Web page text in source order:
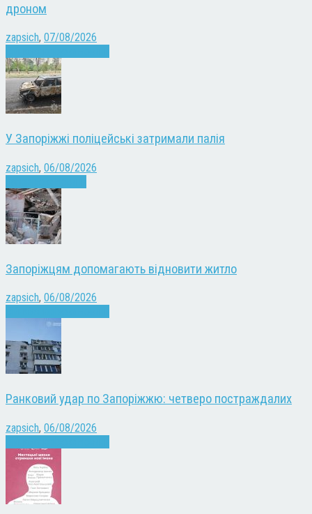
дроном
zapsich, 07/08/2026
У Запоріжжі поліцейські затримали палія
zapsich, 06/08/2026
Запоріжцям допомагають відновити житло
zapsich, 06/08/2026
Ранковий удар по Запоріжжю: четверо постраждалих
zapsich, 06/08/2026